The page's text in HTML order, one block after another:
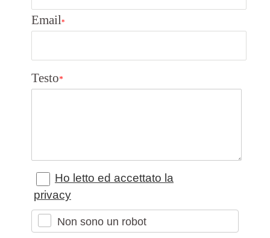
Email*
Testo*
Ho letto ed accettato la
privacy
Non sono un robot